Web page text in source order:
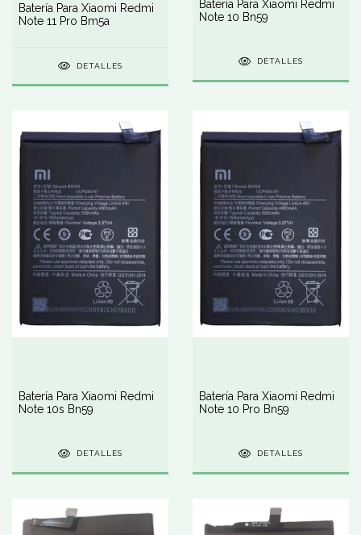
Batería Para Xiaomi Redmi
Note 11 Pro Bm5a
DETALLES
Batería Para Xiaomi Redmi
Note 10 Bn59
DETALLES
Batería Para Xiaomi Redmi
Note 10s Bn59
DETALLES
Batería Para Xiaomi Redmi
Note 10 Pro Bn59
DETALLES